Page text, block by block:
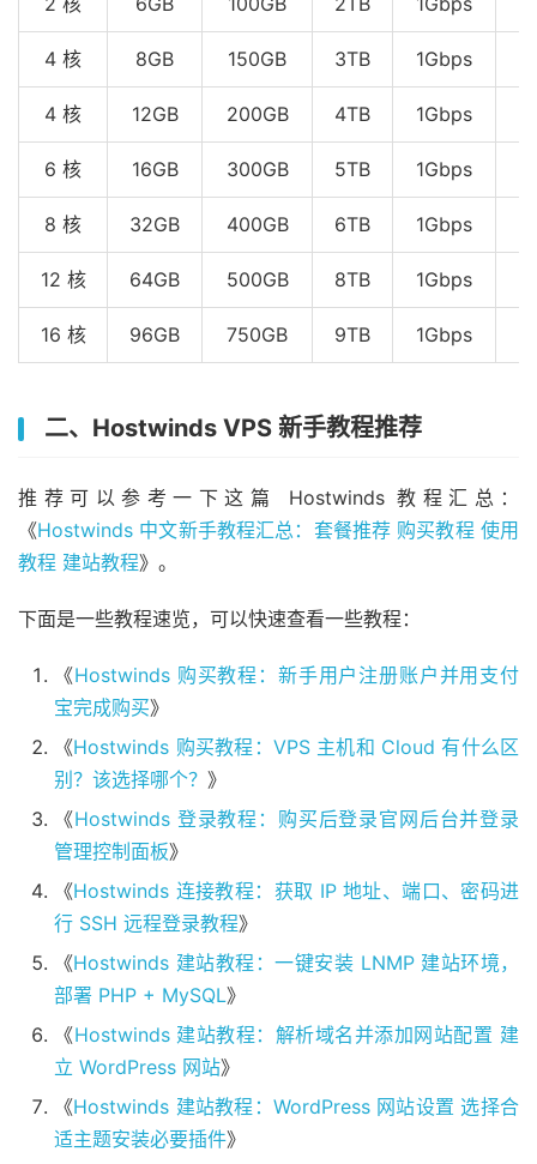
4 核 8GB 150GB 3TB 1Gbps
4 核 12GB 200GB 4TB 1Gbps
6 核 16GB 300GB 5TB 1Gbps
8 核 32GB 400GB 6TB 1Gbps
12 核 64GB 500GB 8TB 1Gbps
16 核 96GB 750GB 9TB 1Gbps
二、Hostwinds VPS 新手教程推荐
推荐可以参考一下这篇 Hostwinds 教程汇总：
《Hostwinds 中文新手教程汇总：套餐推荐 购买教程 使用
教程 建站教程》。
下面是一些教程速览，可以快速查看一些教程：
《Hostwinds 购买教程：新手用户注册账户并用支付
宝完成购买》
《Hostwinds 购买教程：VPS 主机和 Cloud 有什么区
别？该选择哪个？ 》
《Hostwinds 登录教程：购买后登录官网后台并登录
管理控制面板》
《Hostwinds 连接教程：获取 IP 地址、端口、密码进
行 SSH 远程登录教程》
《Hostwinds 建站教程：一键安装 LNMP 建站环境，
部署 PHP + MySQL》
《Hostwinds 建站教程：解析域名并添加网站配置 建
立 WordPress 网站》
《Hostwinds 建站教程：WordPress 网站设置 选择合
适主题安装必要插件》